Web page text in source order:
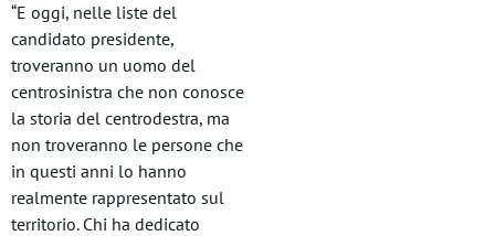
“E oggi, nelle liste del
candidato presidente,
troveranno un uomo del
centrosinistra che non conosce
la storia del centrodestra, ma
non troveranno le persone che
in questi anni lo hanno
realmente rappresentato sul
territorio. Chi ha dedicato